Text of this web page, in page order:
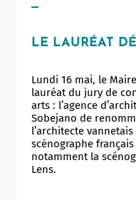
LE LAURÉAT
Lundi 16 mai, le
lauréat du jury de
arts : l’agence
Sobejano de
l’architecte
scénographe
notamment la
Lens.